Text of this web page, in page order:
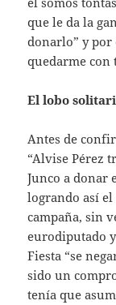
que le da la
donarlo” y por
quedarme con
El lobo
Antes de
“Alvise Pérez
Junco a donar
logrando así
campaña, sin
eurodiputado
Fiesta “se
sido un
tenía que